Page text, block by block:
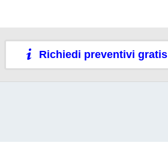
Richiedi preventivi gratis